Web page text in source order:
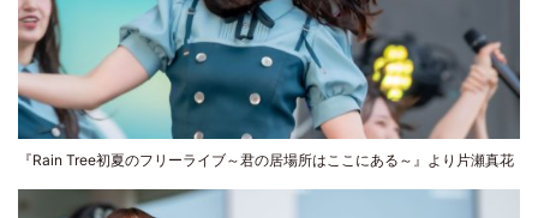
『Rain Tree初夏のフリーライブ～君の居場所はここにある～』より片瀬真花